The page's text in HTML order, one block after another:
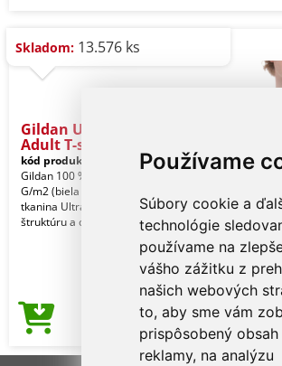
Používame
Súbory cookie a
technológie
používame na
vášho zážitku z
našich webových
to, aby sme vám
prispôsobený obsah
reklamy, na analýzu
Skladom: 13.576 ks
Gildan Ultra Cotton™
Adult T-s
kód produktu: gi2000bl-2xlBlack
Gildan 100 % americká bavlna, 203,0
G/m2 (biela 193,0 G/m2). Ťažká
tkanina Ultra Cotton poskytuje
štruktúru a odolnosť v